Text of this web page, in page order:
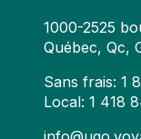
1000-2525
Québec, Qc,
Sans frais: 1
Local: 1 418